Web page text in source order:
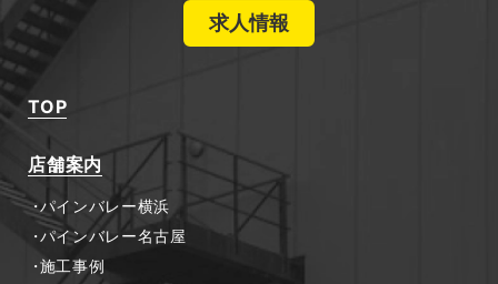
求人情報
TOP
店舗案内
パインバレー横浜
パインバレー名古屋
施工事例